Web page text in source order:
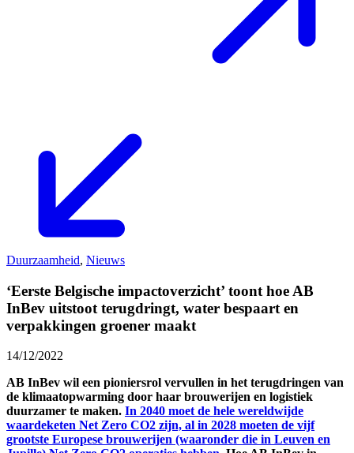
Duurzaamheid, Nieuws
‘Eerste Belgische impactoverzicht’ toont hoe AB
InBev uitstoot terugdringt, water bespaart en
verpakkingen groener maakt
14/12/2022
AB InBev wil een pioniersrol vervullen in het terugdringen van
de klimaatopwarming door haar brouwerijen en logistiek
duurzamer te maken. In 2040 moet de hele wereldwijde
waardeketen Net Zero CO2 zijn, al in 2028 moeten de vijf
grootste Europese brouwerijen (waaronder die in Leuven en